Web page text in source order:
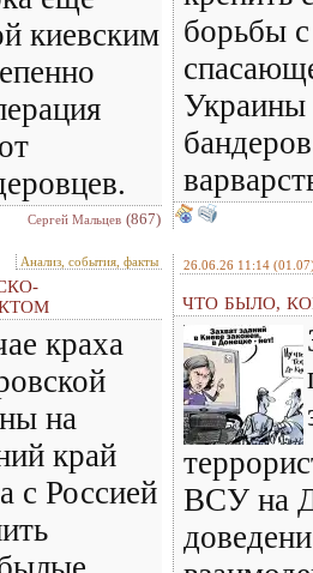
киевским
Сергей Мальцев (867)
борьбы
Украины
Анализ, события, факты
краха
на
край
с Россией
26.06.26 11:14
ЧТО БЫЛО,
ВСУ на